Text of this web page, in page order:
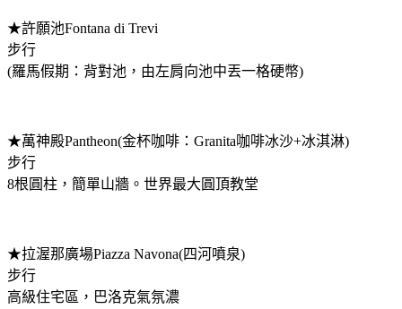
★許願池Fontana di Trevi
步行
(羅馬假期：背對池，由左肩向池中丟一格硬幣)
★萬神殿Pantheon(金杯咖啡：Granita咖啡冰沙+冰淇淋)
步行
8根圓柱，簡單山牆。世界最大圓頂教堂
★拉渥那廣場Piazza Navona(四河噴泉)
步行
高級住宅區，巴洛克氣氛濃